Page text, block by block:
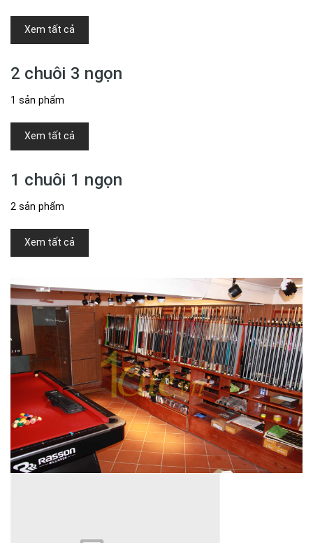
Xem tất cả
2 chuôi 3 ngọn
1 sản phẩm
Xem tất cả
1 chuôi 1 ngọn
2 sản phẩm
Xem tất cả